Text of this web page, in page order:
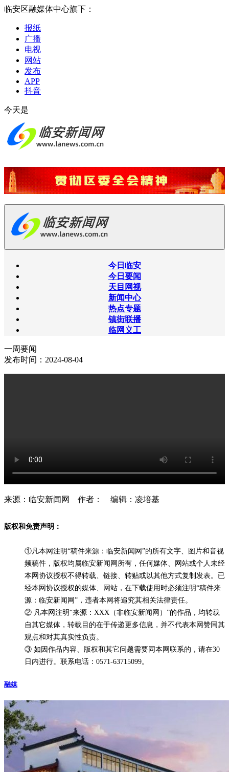
临安区融媒体中心旗下：
报纸
广播
电视
网站
发布
APP
抖音
今天是
今日临安
今日要闻
天目网视
新闻中心
热点专题
镇街联播
临网义工
一周要闻
发布时间：2024-08-04
来源：临安新闻网 作者： 编辑：凌培基
版权和免责声明：
①凡本网注明“稿件来源：临安新闻网”的所有文字、图片和音视
频稿件，版权均属临安新闻网所有，任何媒体、网站或个人未经
本网协议授权不得转载、链接、转贴或以其他方式复制发表。已
经本网协议授权的媒体、网站，在下载使用时必须注明“稿件来
源：临安新闻网”，违者本网将追究其相关法律责任。
② 凡本网注明“来源：XXX（非临安新闻网）”的作品，均转载
自其它媒体，转载目的在于传递更多信息，并不代表本网赞同其
观点和对其真实性负责。
③ 如因作品内容、版权和其它问题需要同本网联系的，请在30
日内进行。联系电话：0571-63715099。
融媒